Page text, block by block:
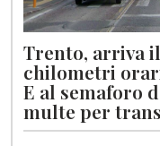
Trento, arriva
chilometri
E al semaforo
multe per